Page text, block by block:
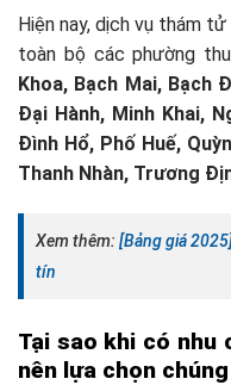
Hiện nay, dịch vụ thám
toàn bộ các phường
Khoa, Bạch Mai, Bạch
Đại Hành, Minh Khai,
Đình Hổ, Phố Huế,
Thanh Nhàn, Trương
Xem thêm: [Bảng giá
tín
Tại sao khi có nhu
nên lựa chọn